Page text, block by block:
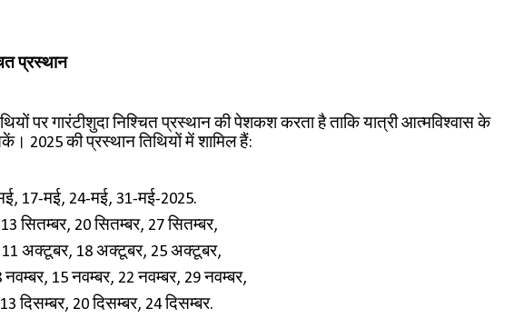
प्रस्थान
पर गारंटीशुदा निश्चित प्रस्थान की पेशकश करता है ताकि यात्री आत्मविश्वास के
2025 की प्रस्थान तिथियों में शामिल हैं:
17-मई, 24-मई, 31-मई-2025.
सितम्बर, 20 सितम्बर, 27 सितम्बर,
अक्टूबर, 18 अक्टूबर, 25 अक्टूबर,
नवम्बर, 15 नवम्बर, 22 नवम्बर, 29 नवम्बर,
दिसम्बर, 20 दिसम्बर, 24 दिसम्बर.